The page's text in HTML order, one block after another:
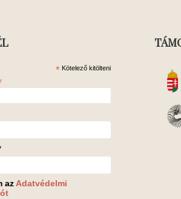
* Kötelező kitölteni
az Adatvédelmi